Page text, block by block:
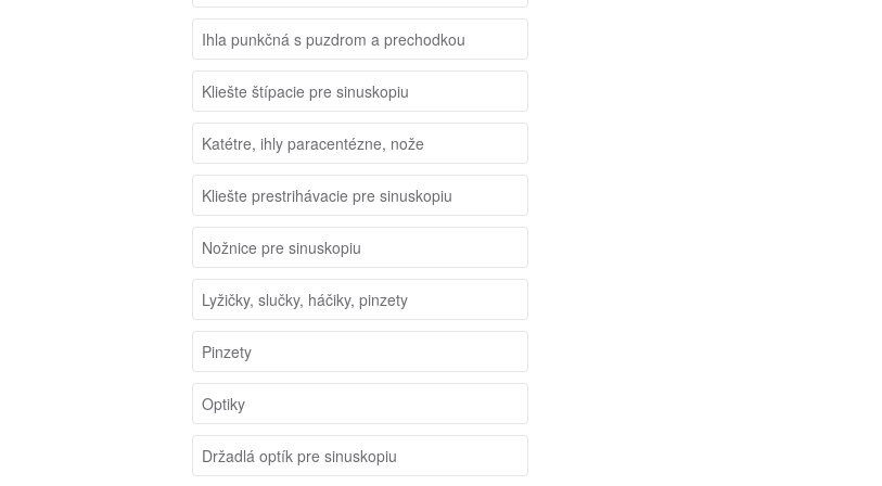
Ihla punkčná s puzdrom a prechodkou
Kliešte štípacie pre sinuskopiu
Katétre, ihly paracentézne, nože
Kliešte prestrihávacie pre sinuskopiu
Nožnice pre sinuskopiu
Lyžičky, slučky, háčiky, pinzety
Pinzety
Optiky
Držadlá optík pre sinuskopiu